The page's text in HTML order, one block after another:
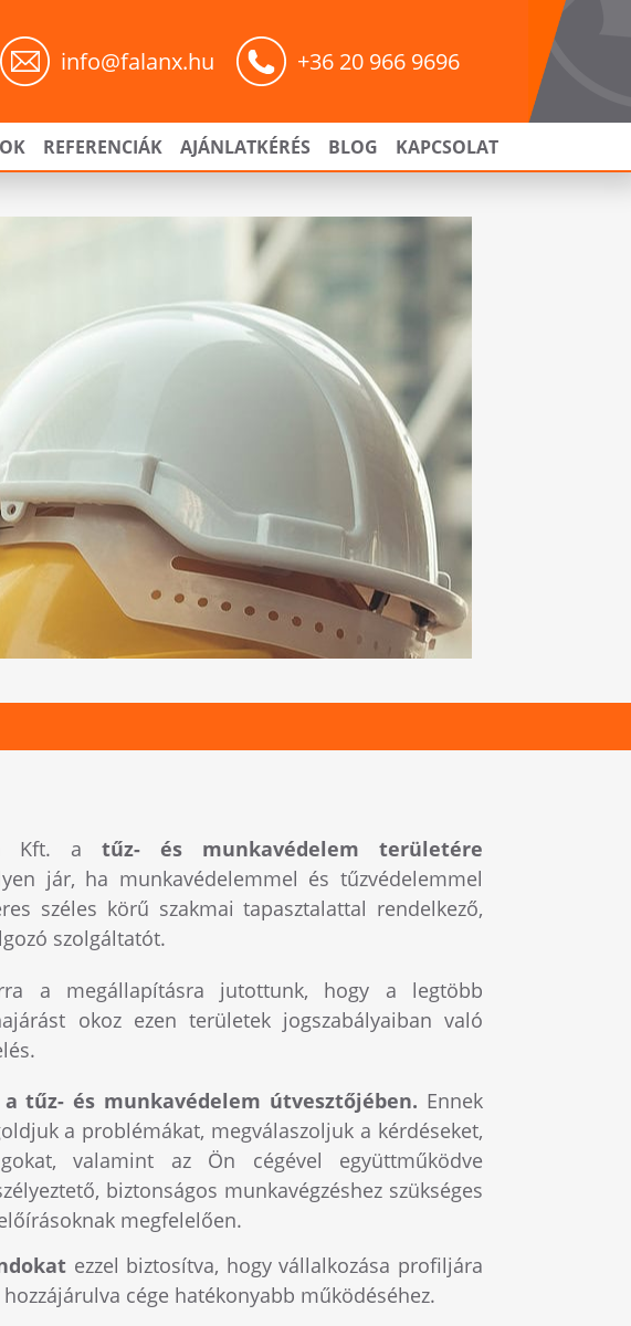
info@falanx.hu +36 20 966 9696
REFERENCIÁK AJÁNLATKÉRÉS BLOG KAPCSOLAT
Kft. atűz- és munkavédelem területére
jár, ha munkavédelemmel és tűzvédelemmel
széles körű szakmai tapasztalattal rendelkező,
szolgáltatót.
a megállapításra jutottunk, hogy a legtöbb
okoz ezen területek jogszabályaiban való
tűz- és munkavédelem útvesztőjében. Ennek
a problémákat, megválaszoljuk a kérdéseket,
valamint az Ön cégével együttműködve
biztonságos munkavégzéshez szükséges
megfelelően.
ezzel biztosítva, hogy vállalkozása profiljára
cége hatékonyabb működéséhez.